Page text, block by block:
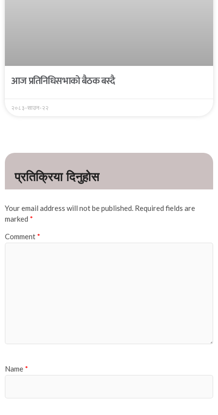
आज प्रतिनिधिसभाको बैठक बस्दै
२०८३-साउन-२२
Your email address will not be published. Required fields are
marked *
Comment *
Name *